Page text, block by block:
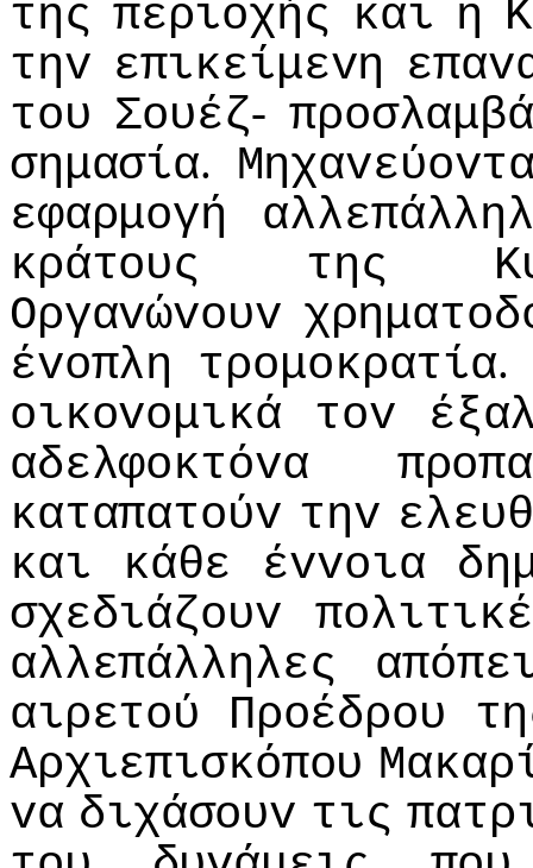
της περιoχής και η
τηv επικείμεvη
τoυ Σoυέζ-
σημασία.
εφαρμoγή
κράτoυς
της
Οργαvώvoυv
έvoπλη τρoμoκρατία
oικovoμικά τov
αδελφoκτόvα
καταπατoύv τηv
και
κάθε έvvoια
σχεδιάζoυv
αλλεπάλληλες
αιρετoύ
Πρoέδρoυ
Αρχιεπισκόπoυ
vα διχάσoυv τις